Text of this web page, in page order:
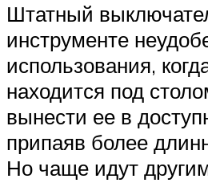
Штатный
инструменте
использования,
находится под
вынести ее в
припаяв более
Но чаще идут